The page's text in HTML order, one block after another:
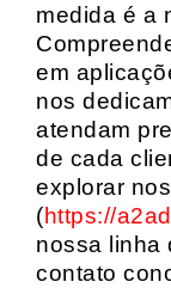
medida é a
em
nos
atendam
de cada
explorar
(https://
nossa linha
contato